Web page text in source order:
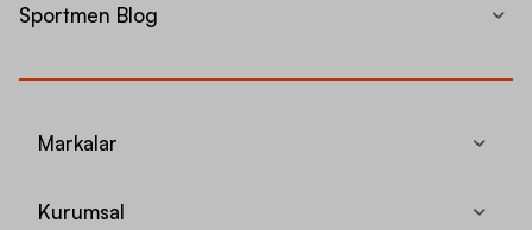
Sportmen Blog
Markalar
Kurumsal